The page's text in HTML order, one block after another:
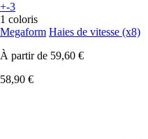
+-3
1 coloris
Megaform Haies de vitesse (x8)
À partir de 59,60 €
58,90 €